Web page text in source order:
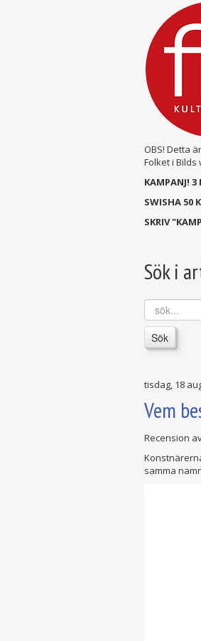
OBS! Detta
Folket i Bilds
KAMPANJ! 3
SWISHA 50
SKRIV
Sök i
sök...
Sök
tisdag, 18
Vem
Recension
samma